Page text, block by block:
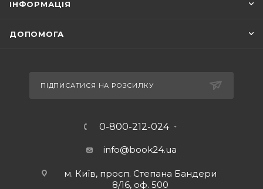
ІНФОРМАЦІЯ
ДОПОМОГА
ПІДПИСАТИСЯ НА РОЗСИЛКУ
0-800-212-024
info@book24.ua
м. Київ, просп. Степана Бандери
8/16, оф. 500